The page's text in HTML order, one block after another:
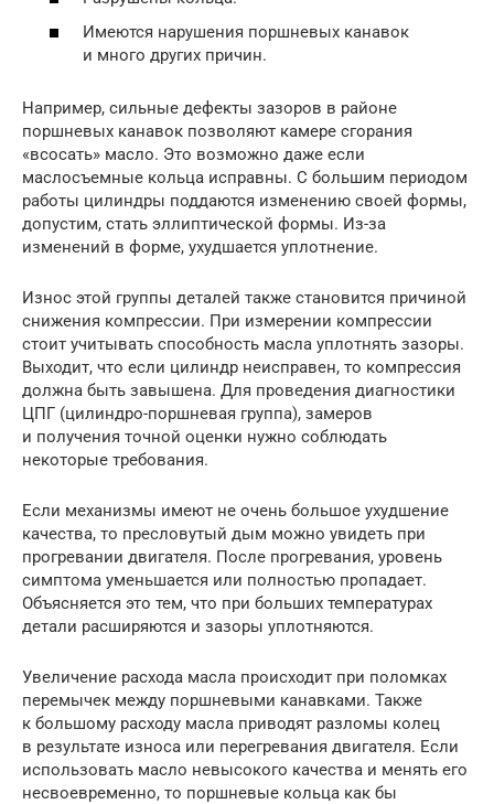
Имеются нарушения поршневых канавок
и много других причин.
Например, сильные дефекты зазоров в районе
поршневых канавок позволяют камере сгорания
«всосать» масло. Это возможно даже если
маслосъемные кольца исправны. С большим периодом
работы цилиндры поддаются изменению своей формы,
допустим, стать эллиптической формы. Из-за
изменений в форме, ухудшается уплотнение.
Износ этой группы деталей также становится причиной
снижения компрессии. При измерении компрессии
стоит учитывать способность масла уплотнять зазоры.
Выходит, что если цилиндр неисправен, то компрессия
должна быть завышена. Для проведения диагностики
ЦПГ (цилиндро-поршневая группа), замеров
и получения точной оценки нужно соблюдать
некоторые требования.
Если механизмы имеют не очень большое ухудшение
качества, то пресловутый дым можно увидеть при
прогревании двигателя. После прогревания, уровень
симптома уменьшается или полностью пропадает.
Объясняется это тем, что при больших температурах
детали расширяются и зазоры уплотняются.
Увеличение расхода масла происходит при поломках
перемычек между поршневыми канавками. Также
к большому расходу масла приводят разломы колец
в результате износа или перегревания двигателя. Если
использовать масло невысокого качества и менять его
несвоевременно, то поршневые кольца как бы